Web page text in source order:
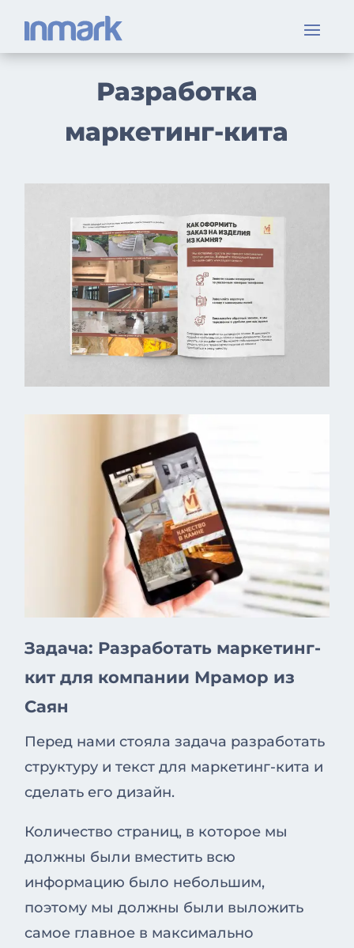
Разработка
маркетинг-кита
Задача: Разработать маркетинг-
кит для компании Мрамор из
Саян
Перед нами стояла задача разработать
структуру и текст для маркетинг-кита и
сделать его дизайн.
Количество страниц, в которое мы
должны были вместить всю
информацию было небольшим,
поэтому мы должны были выложить
самое главное в максимально